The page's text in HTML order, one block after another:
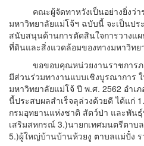
คณะผู้จัดทาหวังเป็นอย่างยิ่งว่าร
มหาวิทยาลัยแม่โจ้ฯ ฉบับนี้ จะเป็นป
สนับสนุนด้านการตัดสินใจการวางแ
ที่ดินและสิ่งแวดล้อมของทางมหาวิท
ขอขอบคุณหน่วยงานราชการภา
มีส่วนร่วมทางานแบบเชิงบูรณาการ
มหาวิทยาลัยแม่โจ้ ปี พ.ศ. 2562 อำเ
นี้ประสบผลสำเร็จลุล่วงด้วยดี ได้แก่
กรมอุทยานแห่งชาติ สัตว์ป่า และพัน
เสริมสหกรณ์ 3.)นายกเทศมนตรีตาบ
5.)ผู้ใหญ่บ้านบ้านห้วยงู ตาบลแม่ปั๋ง